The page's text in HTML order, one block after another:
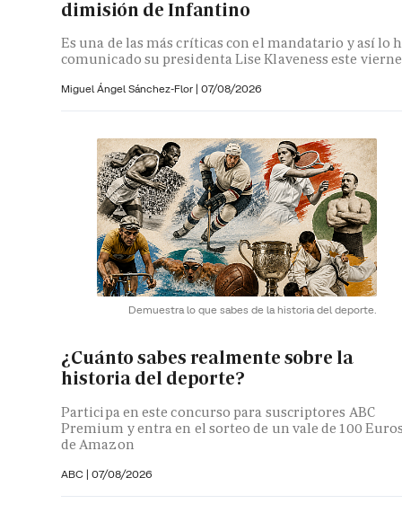
dimisión de Infantino
Es una de las más críticas con el mandatario y así lo
comunicado su presidenta Lise Klaveness este
Miguel Ángel Sánchez-Flor | 07/08/2026
Demuestra lo que sabes de la historia del deporte.
¿Cuánto sabes realmente sobre la
historia del deporte?
Participa en este concurso para suscriptores ABC
Premium y entra en el sorteo de un vale de 100
de Amazon
ABC | 07/08/2026